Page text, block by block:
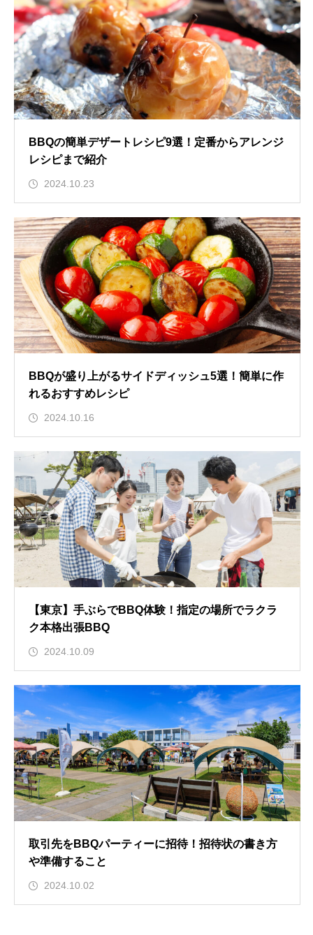
BBQの簡単デザートレシピ9選！定番からアレンジ
レシピまで紹介
2024.10.23
BBQが盛り上がるサイドディッシュ5選！簡単に作
れるおすすめレシピ
2024.10.16
【東京】手ぶらでBBQ体験！指定の場所でラクラ
ク本格出張BBQ
2024.10.09
取引先をBBQパーティーに招待！招待状の書き方
や準備すること
2024.10.02